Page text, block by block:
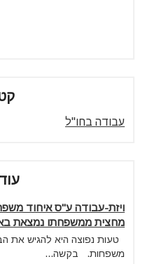
עבודה בחו"ל
ויזת-עבודה ע"ס איחוד
מחצית ממשפחתו נמצאת
טעות נפוצה היא להגיש את
משפחות. בקשה...